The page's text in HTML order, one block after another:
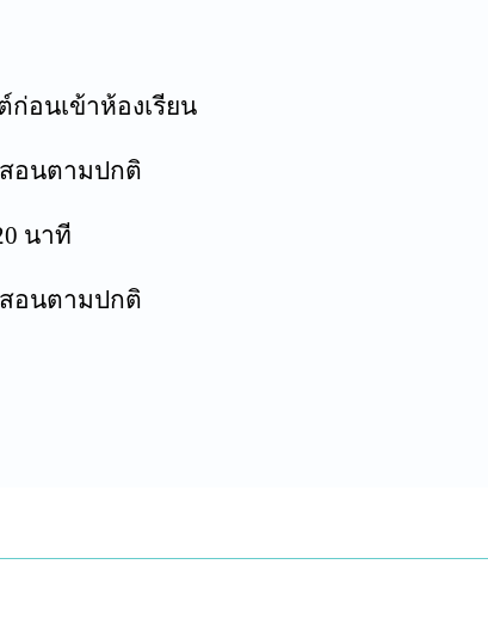
อนเข้าห้องเรียน
อนตามปกติ
นาที
อนตามปกติ